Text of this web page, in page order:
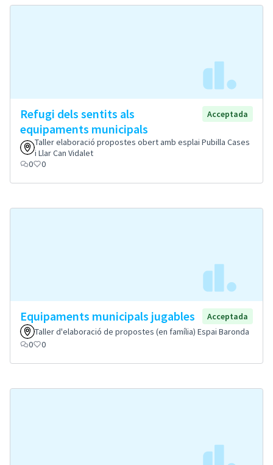
Refugi dels sentits als
equipaments municipals
Acceptada
Taller elaboració propostes obert amb esplai Pubilla Cases
i Llar Can Vidalet
0
0
Equipaments municipals jugables
Acceptada
Taller d'elaboració de propostes (en família) Espai Baronda
0
0